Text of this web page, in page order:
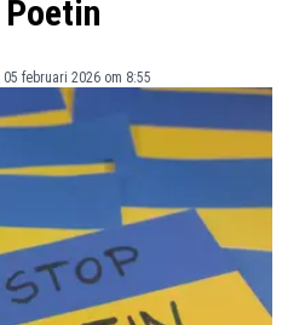
februari 2026 om 8:55